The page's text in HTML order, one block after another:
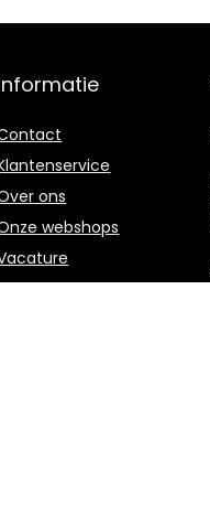
ons
webshops